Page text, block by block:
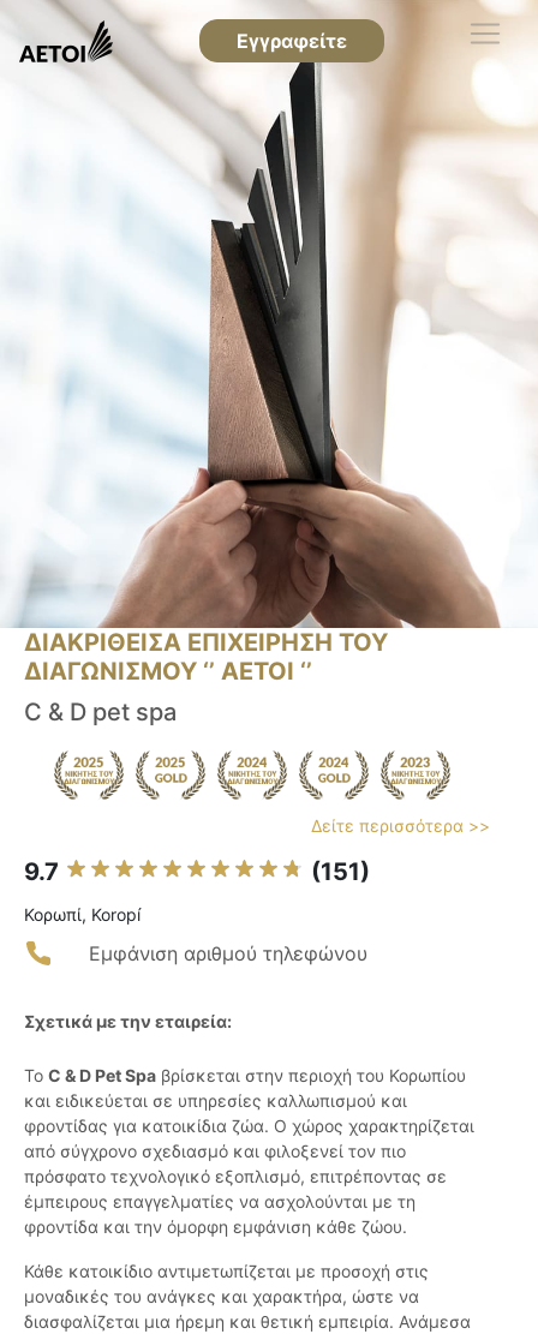
Εγγραφείτε
ΔΙΑΚΡΙΘΕΙΣΑ ΕΠΙΧΕΙΡΗΣΗ ΤΟΥ
ΔΙΑΓΩΝΙΣΜΟΥ ‘’ ΑΕΤΟΙ ‘’
C & D pet spa
Δείτε περισσότερα >>
9.7 (151)
Κορωπί, Koropí
Εμφάνιση αριθμού τηλεφώνου
Σχετικά με την εταιρεία:
Το C & D Pet Spa βρίσκεται στην περιοχή του Κορωπίου
και ειδικεύεται σε υπηρεσίες καλλωπισμού και
φροντίδας για κατοικίδια ζώα. Ο χώρος χαρακτηρίζεται
από σύγχρονο σχεδιασμό και φιλοξενεί τον πιο
πρόσφατο τεχνολογικό εξοπλισμό, επιτρέποντας σε
έμπειρους επαγγελματίες να ασχολούνται με τη
φροντίδα και την όμορφη εμφάνιση κάθε ζώου.
Κάθε κατοικίδιο αντιμετωπίζεται με προσοχή στις
μοναδικές του ανάγκες και χαρακτήρα, ώστε να
διασφαλίζεται μια ήρεμη και θετική εμπειρία. Ανάμεσα